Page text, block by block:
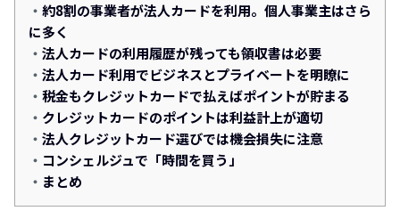
約8割の事業者が法人カードを利用。個人事業主はさら
に多く
法人カードの利用履歴が残っても領収書は必要
法人カード利用でビジネスとプライベートを明瞭に
税金もクレジットカードで払えばポイントが貯まる
クレジットカードのポイントは利益計上が適切
法人クレジットカード選びでは機会損失に注意
コンシェルジュで「時間を買う」
まとめ